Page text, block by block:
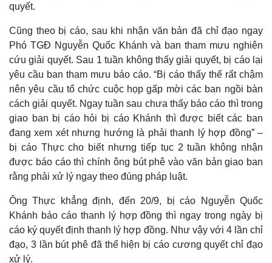
Bất động sản
Khởi nghiệp
Giá vàng
Tiêu dùng
Tỷ giá
Chứng khoán
quyết.
Cũng theo bị cáo, sau khi nhận văn bản đã chỉ đạo ngay
Phó TGĐ Nguyễn Quốc Khánh và ban tham mưu nghiên
cứu giải quyết. Sau 1 tuần không thấy giải quyết, bị cáo lại
yêu cầu ban tham mưu báo cáo. “Bị cáo thấy thế rất chậm
nên yêu cầu tổ chức cuộc họp gấp mời các ban ngồi bàn
cách giải quyết. Ngay tuần sau chưa thấy báo cáo thì trong
giao ban bị cáo hỏi bị cáo Khánh thì được biết các ban
đang xem xét nhưng hướng là phải thanh lý hợp đồng” –
bị cáo Thực cho biết nhưng tiếp tục 2 tuần không nhận
được báo cáo thì chính ông bút phê vào văn bản giao ban
rằng phải xử lý ngay theo đúng pháp luật.
Ông Thực khẳng định, đến 20/9, bị cáo Nguyễn Quốc
Khánh báo cáo thanh lý hợp đồng thì ngay trong ngày bị
cáo ký quyết định thanh lý hợp đồng. Như vậy với 4 lần chỉ
đạo, 3 lần bút phê đã thể hiện bị cáo cương quyết chỉ đạo
xử lý.